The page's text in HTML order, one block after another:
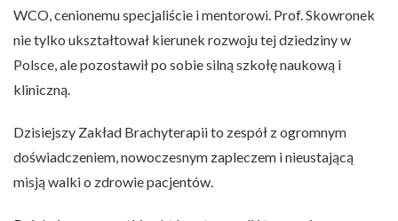
WCO, cenionemu specjaliście i mentorowi. Prof. Skowronek
nie tylko ukształtował kierunek rozwoju tej dziedziny w
Polsce, ale pozostawił po sobie silną szkołę naukową i
kliniczną.
Dzisiejszy Zakład Brachyterapii to zespół z ogromnym
doświadczeniem, nowoczesnym zapleczem i nieustającą
misją walki o zdrowie pacjentów.